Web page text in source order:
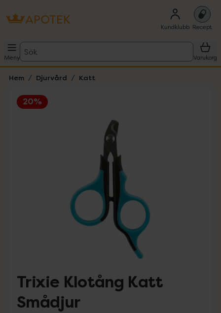
Kundklubb Recept
Meny
Sök
Varukorg
Hem Djurvård Katt
20%
Lista: . Innehåller 4 objekt.
Trixie Klotång Katt
Smådjur